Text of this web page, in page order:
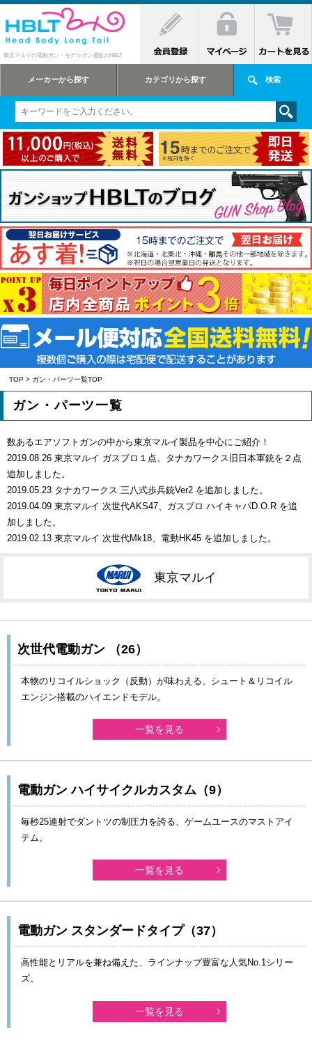
東京マルイの電動ガン・モデルガン通販のHBLT
メーカーから探す カテゴリから探す 検索
TOP > ガン・パーツ一覧TOP
ガン・パーツ一覧
数あるエアソフトガンの中から東京マルイ製品を中心にご紹介！
2019.08.26 東京マルイ ガスブロ１点、タナカワークス旧日本軍銃を２点
追加しました。
2019.05.23 タナカワークス 三八式歩兵銃Ver2 を追加しました。
2019.04.09 東京マルイ 次世代AKS47、ガスブロ ハイキャパD.O.R を追
加しました。
2019.02.13 東京マルイ 次世代Mk18、電動HK45 を追加しました。
東京マルイ
次世代電動ガン （26）
本物のリコイルショック（反動）が味わえる、シュート＆リコイル
エンジン搭載のハイエンドモデル。
一覧を見る
電動ガン ハイサイクルカスタム（9）
毎秒25連射でダントツの制圧力を誇る、ゲームユースのマストアイ
テム。
一覧を見る
電動ガン スタンダードタイプ（37）
高性能とリアルを兼ね備えた、ラインナップ豊富な人気No.1シリー
ズ。
一覧を見る